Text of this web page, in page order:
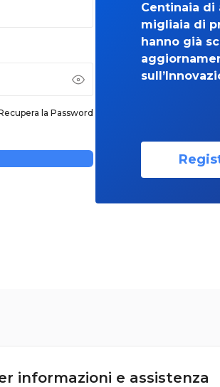
la Password
Centinaia di
migliaia di
hanno già
informazioni e assistenza